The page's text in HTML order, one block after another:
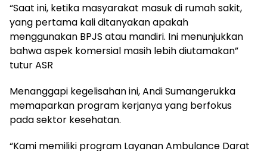
“Saat ini, ketika masyarakat masuk di rumah sakit,
yang pertama kali ditanyakan apakah
menggunakan BPJS atau mandiri. Ini menunjukkan
bahwa aspek komersial masih lebih diutamakan”
tutur ASR
Menanggapi kegelisahan ini, Andi Sumangerukka
memaparkan program kerjanya yang berfokus
pada sektor kesehatan.
“Kami memiliki program Layanan Ambulance Darat